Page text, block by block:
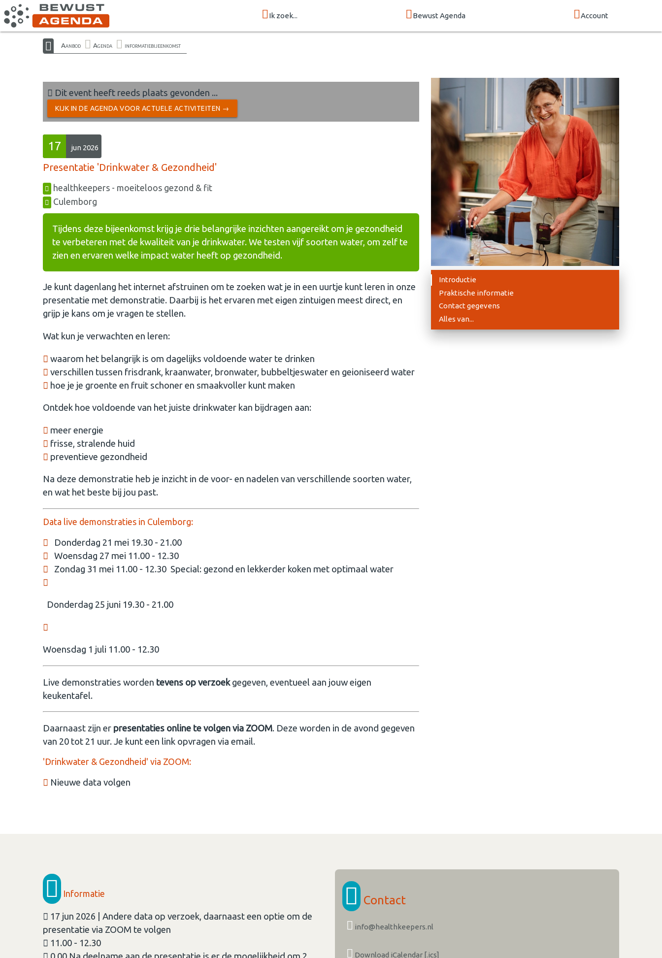
Ik zoek... Bewust Agenda Account
Aanbod Agenda informatiebijeenkomst
Dit event heeft reeds plaats gevonden ...
KIJK IN DE AGENDA VOOR ACTUELE ACTIVITEITEN →
17 jun 2026
Presentatie 'Drinkwater & Gezondheid'
healthkeepers - moeiteloos gezond & fit
Culemborg
Tijdens deze bijeenkomst krijg je drie belangrijke inzichten aangereikt om je gezondheid
te verbeteren met de kwaliteit van je drinkwater. We testen vijf soorten water, om zelf te
zien en ervaren welke impact water heeft op gezondheid.
Je kunt dagenlang het internet afstruinen om te zoeken wat je in een uurtje kunt leren in onze
presentatie met demonstratie. Daarbij is het ervaren met eigen zintuigen meest direct, en
grijp je kans om je vragen te stellen.
Wat kun je verwachten en leren:
waarom het belangrijk is om dagelijks voldoende water te drinken
verschillen tussen frisdrank, kraanwater, bronwater, bubbeltjeswater en geioniseerd water
hoe je je groente en fruit schoner en smaakvoller kunt maken
Ontdek hoe voldoende van het juiste drinkwater kan bijdragen aan:
meer energie
frisse, stralende huid
preventieve gezondheid
Na deze demonstratie heb je inzicht in de voor- en nadelen van verschillende soorten water,
en wat het beste bij jou past.
Data live demonstraties in Culemborg:
Donderdag 21 mei 19.30 - 21.00
Woensdag 27 mei 11.00 - 12.30
Zondag 31 mei 11.00 - 12.30 Special: gezond en lekkerder koken met optimaal water
Donderdag 25 juni 19.30 - 21.00
Woensdag 1 juli 11.00 - 12.30
Live demonstraties worden tevens op verzoekgegeven, eventueel aan jouw eigen
keukentafel.
Daarnaast zijn er presentaties online te volgen via ZOOM. Deze worden in de avond gegeven
van 20 tot 21 uur. Je kunt een link opvragen via email.
'Drinkwater & Gezondheid' via ZOOM:
Nieuwe data volgen
Introductie
Praktische informatie
Contact gegevens
Alles van...
Informatie
17 jun 2026 | Andere data op verzoek, daarnaast een optie om de
presentatie via ZOOM te volgen
11.00 - 12.30
Contact
info@healthkeepers.nl
Download iCalendar [.ics]